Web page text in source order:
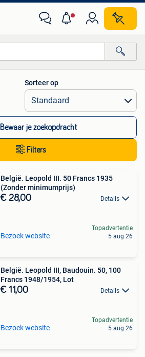
Alle afstanden…
Sorteer op
Bewaar je zoekopdracht
Filters
België. Leopold III. 50 Francs 1935
(Zonder minimumprijs)
€ 28,00 Details
Bezoek website
Topadvertentie
5 aug 26
België. Leopold III, Baudouin. 50, 100
Francs 1948/1954, Lot
€ 11,00 Details
Bezoek website
Topadvertentie
5 aug 26